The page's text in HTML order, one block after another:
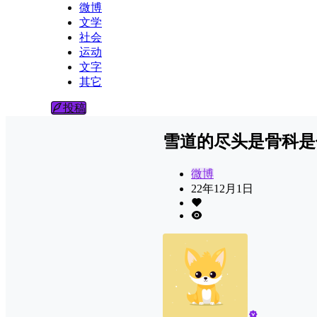
微博
文学
社会
运动
文字
其它
投稿
雪道的尽头是骨科
微博
22年12月1日